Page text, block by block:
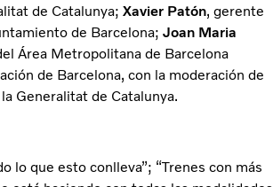
de Catalunya; Xavier Patón, gerente
de Barcelona; Joan Maria
Área Metropolitana de Barcelona
de Barcelona, con la moderación de
Generalitat de Catalunya.
lo que esto conlleva”; “Trenes con más